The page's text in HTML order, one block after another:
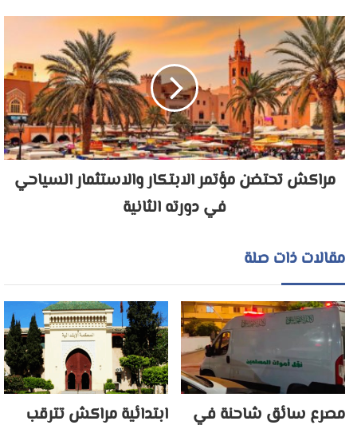
مراكش تحتضن مؤتمر الابتكار والاستثمار السياحي
في دورته الثانية
مقالات ذات صلة
مصرع سائق شاحنة في
ابتدائية مراكش تترقب